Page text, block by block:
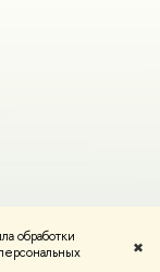
обработки
✖
Редактору